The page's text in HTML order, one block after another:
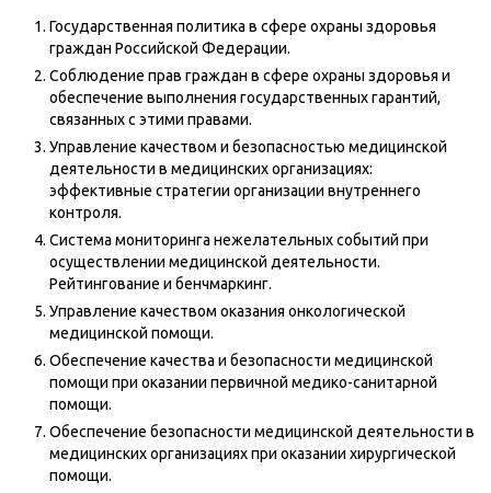
Государственная политика в сфере охраны здоровья
граждан Российской Федерации.
Соблюдение прав граждан в сфере охраны здоровья и
обеспечение выполнения государственных гарантий,
связанных с этими правами.
Управление качеством и безопасностью медицинской
деятельности в медицинских организациях:
эффективные стратегии организации внутреннего
контроля.
Система мониторинга нежелательных событий при
осуществлении медицинской деятельности.
Рейтингование и бенчмаркинг.
Управление качеством оказания онкологической
медицинской помощи.
Обеспечение качества и безопасности медицинской
помощи при оказании первичной медико-санитарной
помощи.
Обеспечение безопасности медицинской деятельности в
медицинских организациях при оказании хирургической
помощи.